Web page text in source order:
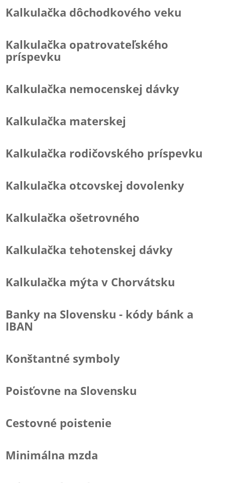
Kalkulačka dôchodkového veku
Kalkulačka opatrovateľského
príspevku
Kalkulačka nemocenskej dávky
Kalkulačka materskej
Kalkulačka rodičovského príspevku
Kalkulačka otcovskej dovolenky
Kalkulačka ošetrovného
Kalkulačka tehotenskej dávky
Kalkulačka mýta v Chorvátsku
Banky na Slovensku - kódy bánk a
IBAN
Konštantné symboly
Poisťovne na Slovensku
Cestovné poistenie
Minimálna mzda